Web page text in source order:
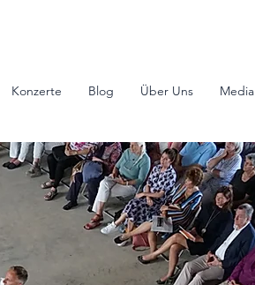
Konzerte Blog Über Uns Media